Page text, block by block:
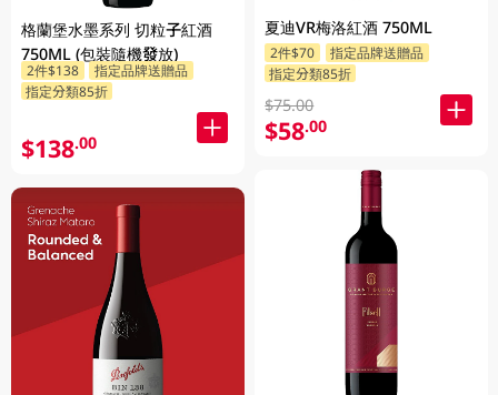
格蘭堡水墨系列 切粒子紅酒
750ML (包裝隨機發放)
2件$138
指定品牌送贈品
指定分類85折
$138.00
夏迪VR梅洛紅酒 750ML
2件$70
指定品牌送贈品
指定分類85折
$75.00
$58.00